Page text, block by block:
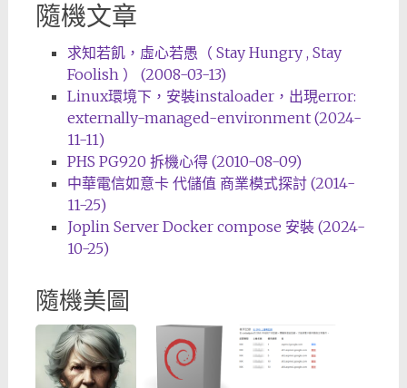
隨機文章
求知若飢，虛心若愚（ Stay Hungry , Stay
Foolish ） (2008-03-13)
Linux環境下，安裝instaloader，出現error:
externally-managed-environment (2024-
11-11)
PHS PG920 拆機心得 (2010-08-09)
中華電信如意卡 代儲值 商業模式探討 (2014-
11-25)
Joplin Server Docker compose 安裝 (2024-
10-25)
隨機美圖